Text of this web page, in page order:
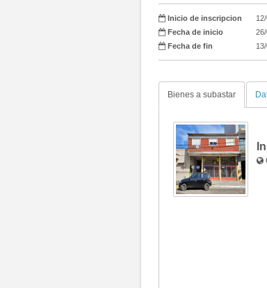
Inicio de inscripcion
Fecha de inicio
Fecha de fin
Bienes a subastar